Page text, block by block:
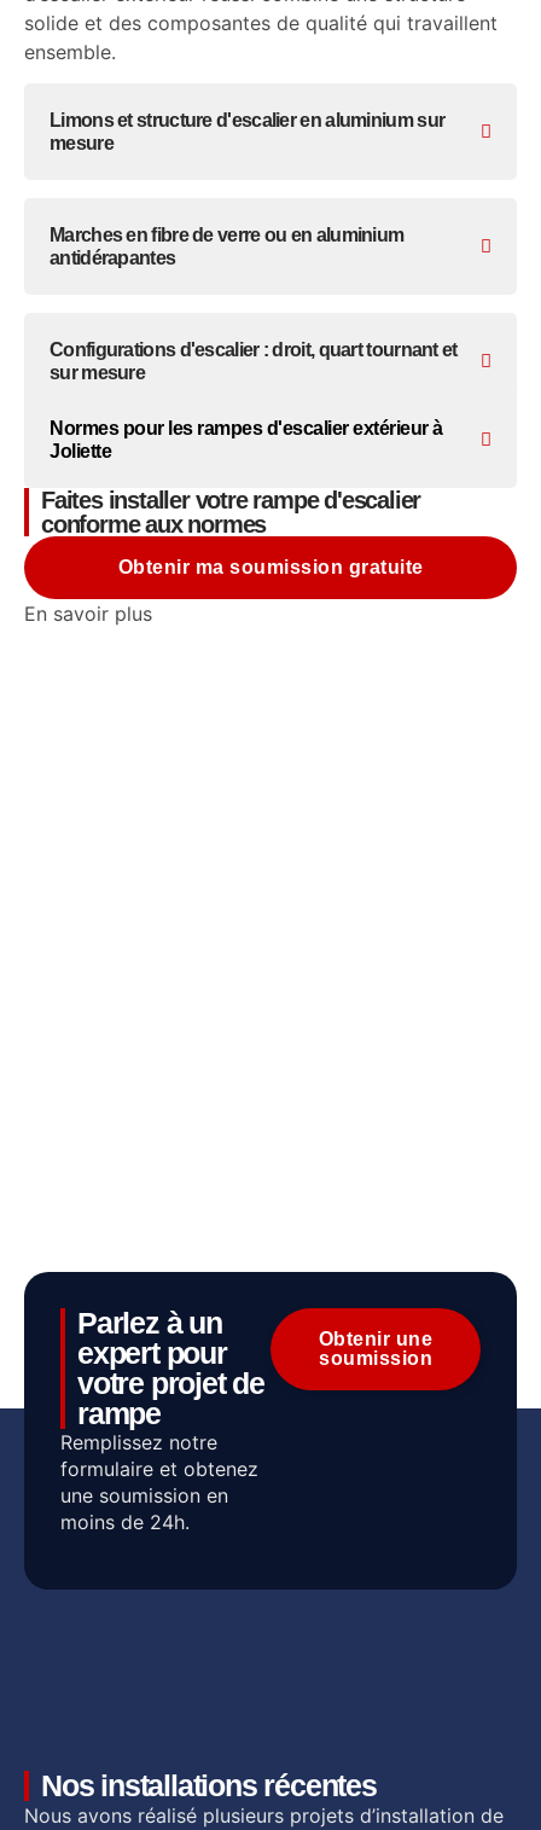
solide et des composantes de qualité qui travaillent
ensemble.
Limons et structure d'escalier en aluminium sur
mesure
Marches en fibre de verre ou en aluminium
antidérapantes
Configurations d'escalier : droit, quart tournant et
sur mesure
Normes pour les rampes d'escalier extérieur à
Joliette
Faites installer votre rampe d'escalier
conforme aux normes
Obtenir ma soumission gratuite
En savoir plus
Parlez à un
expert pour
votre projet de
rampe
Remplissez notre
formulaire et obtenez
une soumission en
moins de 24h.
Obtenir une
soumission
Nos installations récentes
Nous avons réalisé plusieurs projets d’installation de